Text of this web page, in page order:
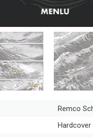
Remco
Hardcover